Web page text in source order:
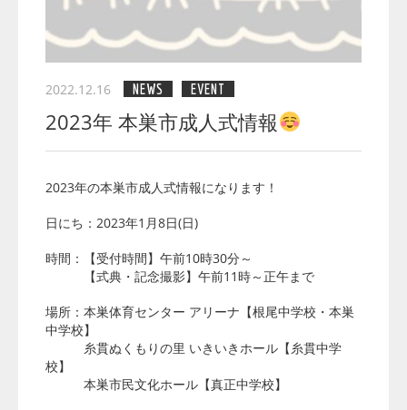
2022.12.16 NEWS EVENT
2023年 本巣市成人式情報
2023年の本巣市成人式情報になります！
日にち：2023年1月8日(日)
時間：【受付時間】午前10時30分～
【式典・記念撮影】午前11時～正午まで
場所：本巣体育センター アリーナ【根尾中学校・本巣
中学校】
糸貫ぬくもりの里 いきいきホール【糸貫中学
校】
本巣市民文化ホール【真正中学校】